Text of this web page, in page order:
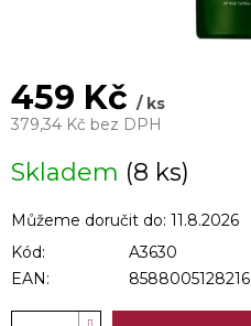
459 Kč/ ks
379,34 Kč bez DPH
cena:
Skladem (8 ks)
Můžeme doručit do: 11.8.2026
Kód:
A3630
EAN:
8588005128216